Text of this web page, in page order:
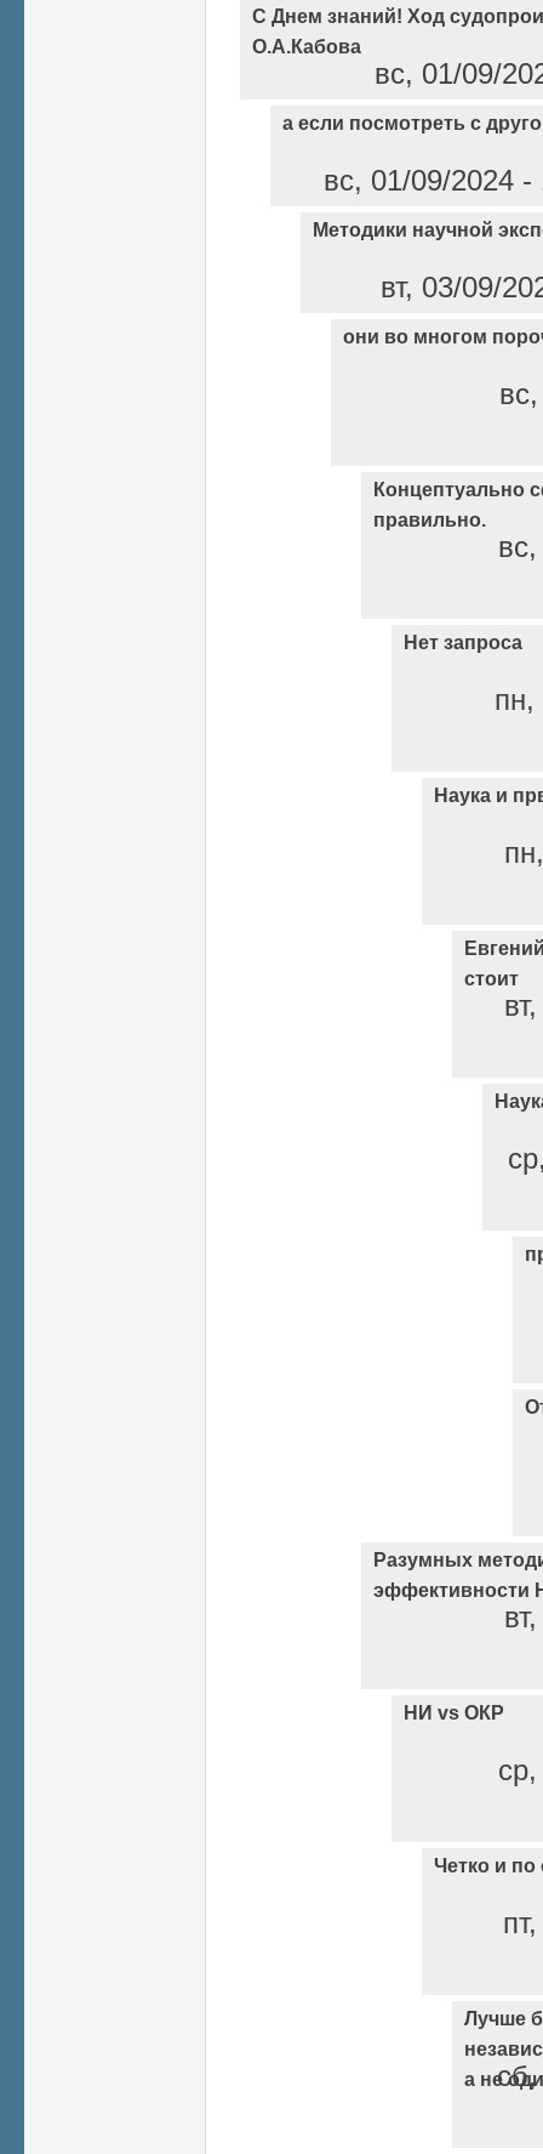
С Днем знаний! Ход
О.А.Кабова
вс, 01/09/
а если посмотреть с
вс, 01/09/2024
Методики научной
вт, 03/09/
они во многом
Концептуально
правильно.
Нет запроса
пн,
Наука и
стоит
Разумных
эффективности
НИ vs ОКР
Четко и по
Лучше
а не